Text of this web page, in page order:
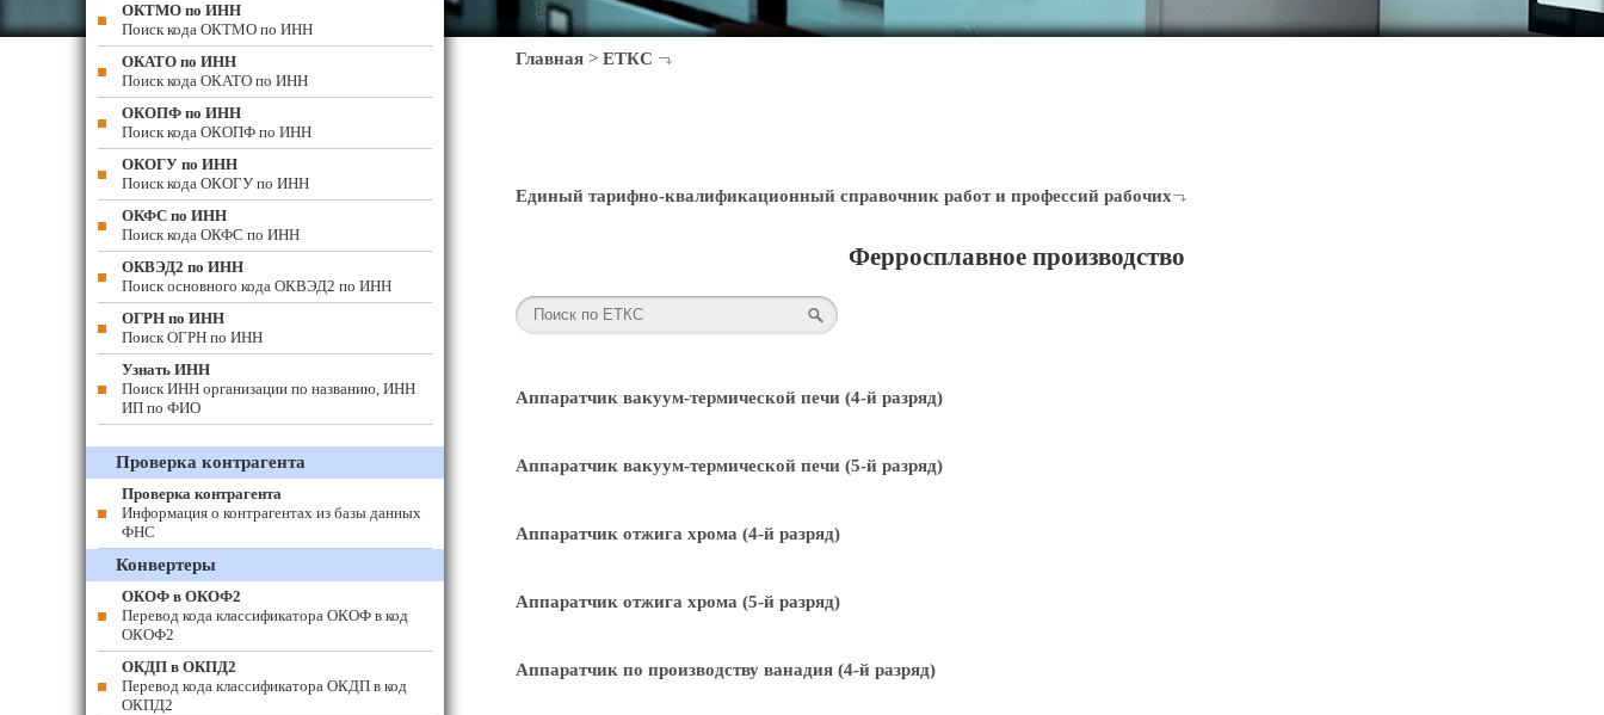
Главная > ЕТКС
Единый тарифно-квалификационный справочник работ и профессий рабочих
Ферросплавное производство
Аппаратчик вакуум-термической печи (4-й разряд)
Аппаратчик вакуум-термической печи (5-й разряд)
Аппаратчик отжига хрома (4-й разряд)
Аппаратчик отжига хрома (5-й разряд)
Аппаратчик по производству ванадия (4-й разряд)
ОКТМО по ИНН
Поиск кода ОКТМО по ИНН
ОКАТО по ИНН
Поиск кода ОКАТО по ИНН
ОКОПФ по ИНН
Поиск кода ОКОПФ по ИНН
ОКОГУ по ИНН
Поиск кода ОКОГУ по ИНН
ОКФС по ИНН
Поиск кода ОКФС по ИНН
ОКВЭД2 по ИНН
Поиск основного кода ОКВЭД2 по ИНН
ОГРН по ИНН
Поиск ОГРН по ИНН
Узнать ИНН
Поиск ИНН организации по названию, ИНН
ИП по ФИО
Проверка контрагента
Проверка контрагента
Информация о контрагентах из базы данных
ФНС
Конвертеры
ОКОФ в ОКОФ2
Перевод кода классификатора ОКОФ в код
ОКОФ2
ОКДП в ОКПД2
Перевод кода классификатора ОКДП в код
ОКПД2